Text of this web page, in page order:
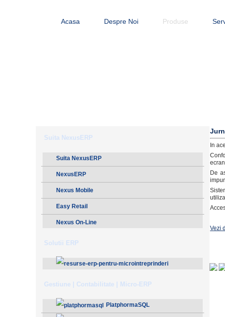
Acasa Despre Noi Produse
Suita NexusERP
Suita NexusERP
NexusERP
Nexus Mobile
Easy Retail
Nexus On-Line
Solutii ERP
Gestiune | Contabilitate | Micro-ERP
PlatphormaSQL
In
De
Vezi